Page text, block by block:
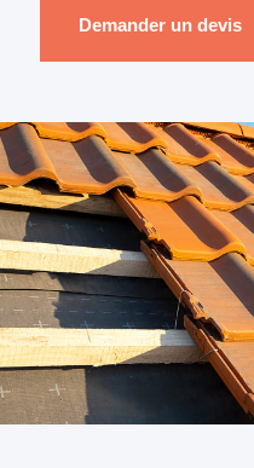
Demander un devis